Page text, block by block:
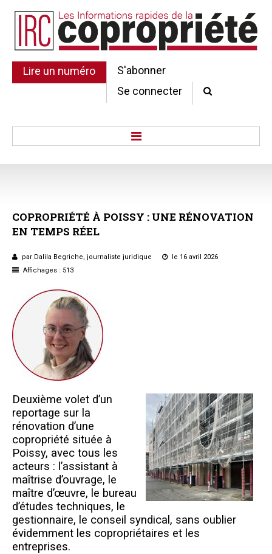
Lire un numéro
S'abonner
Se connecter
Au Parlement
Gestion et maintenance
Pratique de la copro.
Jurisprudence
Questions/réponses
Études juridiques
Copro. en difficulté
Formez-vous !
Parole d'experts*
COPROPRIÉTÉ À POISSY : UNE RÉNOVATION
EN TEMPS RÉEL
par Dalila Begriche, journaliste juridique
le 16 avril 2026
Affichages : 513
Deuxième volet d’un
reportage sur la
rénovation d’une
copropriété située à
Poissy, avec tous les
acteurs : l’assistant à
maîtrise d’ouvrage, le
maître d’œuvre, le bureau
d’études techniques, le
gestionnaire, le conseil syndical, sans oublier
évidemment les copropriétaires et les
entreprises.